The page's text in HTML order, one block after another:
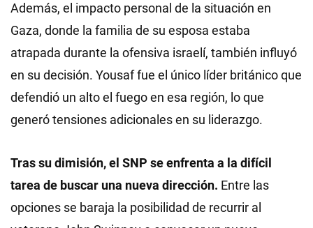
Además, el impacto personal de la situación en
Gaza, donde la familia de su esposa estaba
atrapada durante la ofensiva israelí, también influyó
en su decisión. Yousaf fue el único líder británico que
defendió un alto el fuego en esa región, lo que
generó tensiones adicionales en su liderazgo.
Tras su dimisión, el SNP se enfrenta a la difícil
tarea de buscar una nueva dirección. Entre las
opciones se baraja la posibilidad de recurrir al